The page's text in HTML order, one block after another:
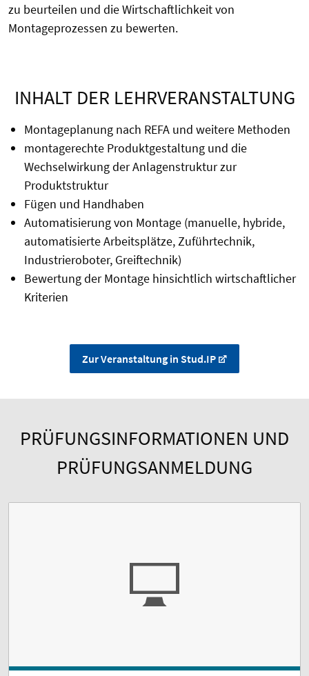
zu beurteilen und die Wirtschaftlichkeit von
Montageprozessen zu bewerten.
INHALT DER LEHRVERANSTALTUNG
Montageplanung nach REFA und weitere Methoden
montagerechte Produktgestaltung und die
Wechselwirkung der Anlagenstruktur zur
Produktstruktur
Fügen und Handhaben
Automatisierung von Montage (manuelle, hybride,
automatisierte Arbeitsplätze, Zuführtechnik,
Industrieroboter, Greiftechnik)
Bewertung der Montage hinsichtlich wirtschaftlicher
Kriterien
Zur Veranstaltung in Stud.IP
PRÜFUNGSINFORMATIONEN UND
PRÜFUNGSANMELDUNG